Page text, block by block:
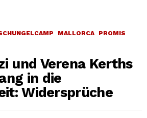
MALLORCA
PROMIS
und Verena Kerths
in die
Widersprüche